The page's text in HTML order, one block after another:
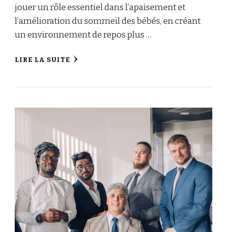
jouer un rôle essentiel dans l’apaisement et
l’amélioration du sommeil des bébés, en créant
un environnement de repos plus …
LIRE LA SUITE